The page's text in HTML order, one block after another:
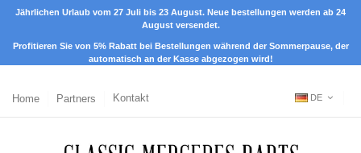
Jährlichen Urlaub vom 27 Juli bis 23 August. Neue bestellungen werden ab 24
August versendet.
Profitieren Sie von 5% Rabatt bei Bestellungen während der Sommerpause, der
automatisch an der Kasse abgezogen wird!
Home Partners Kontakt DE